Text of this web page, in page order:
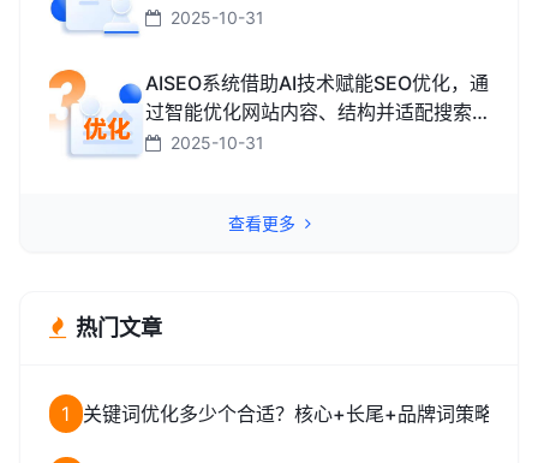
搜索引擎中排名靠前，获取海外精准流
2025-10-31
AISEO系统借助AI技术赋能SEO优化，通
过智能优化网站内容、结构并适配搜索
引擎规则，助力网站快速提升排名，从
2025-10-31
查看更多
热门文章
1 关键词优化多少个合适？核心+长尾+品牌词策略全解